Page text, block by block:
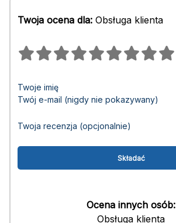
Twoja ocena dla: Obsługa klienta
Twoje imię
Twój e-mail (nigdy nie pokazywany)
Twoja recenzja (opcjonalnie)
Ocena innych osób:
Obsługa klienta